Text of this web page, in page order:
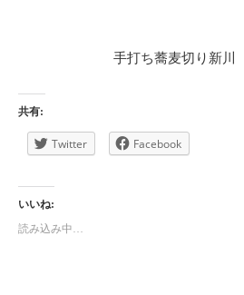
手打ち蕎麦切り新川
共有:
Twitter Facebook
いいね:
読み込み中…